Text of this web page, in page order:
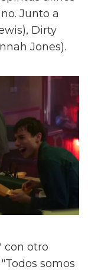
Junto a
Dirty
Jones).
con otro
somos